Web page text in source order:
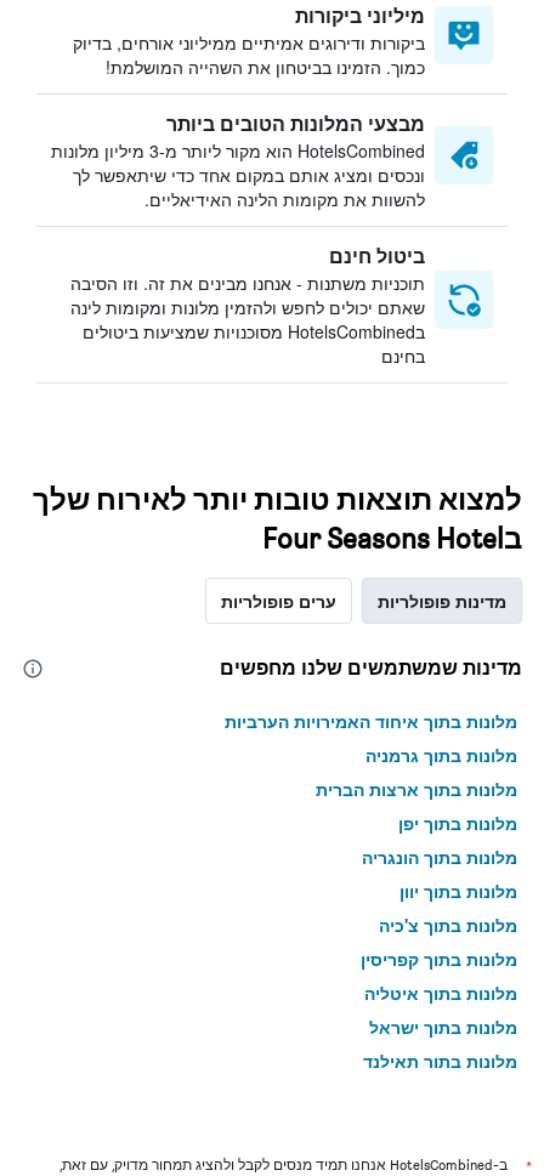
מיליוני ביקורות
ביקורות ודירוגים אמיתיים ממיליוני אורחים, בדיוק
כמוך. הזמינו בביטחון את השהייה המושלמת!
מבצעי המלונות הטובים ביותר
HotelsCombined הוא מקור ליותר מ-3 מיליון מלונות
ונכסים ומציג אותם במקום אחד כדי שיתאפשר לך
להשוות את מקומות הלינה האידיאליים.
ביטול חינם
תוכניות משתנות - אנחנו מבינים את זה. וזו הסיבה
שאתם יכולים לחפש ולהזמין מלונות ומקומות לינה
בHotelsCombined מסוכנויות שמציעות ביטולים
בחינם
למצוא תוצאות טובות יותר לאירוח שלך
בFour Seasons Hotel
מדינות פופולריות ערים פופולריות
מדינות שמשתמשים שלנו מחפשים
מלונות בתוך איחוד האמירויות הערביות
מלונות בתוך גרמניה
מלונות בתוך ארצות הברית
מלונות בתוך יפן
מלונות בתוך הונגריה
מלונות בתוך יוון
מלונות בתוך צ'כיה
מלונות בתוך קפריסין
מלונות בתוך איטליה
מלונות בתוך ישראל
מלונות בתוך תאילנד
*
ב-HotelsCombined אנחנו תמיד מנסים לקבל ולהציג תמחור מדויק, עם זאת,